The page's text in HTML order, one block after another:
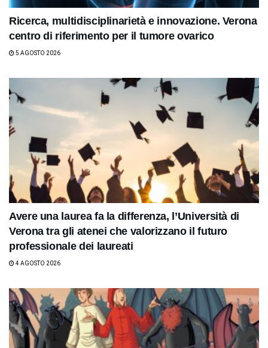
Ricerca, multidisciplinarietà e innovazione. Verona
centro di riferimento per il tumore ovarico
5 AGOSTO 2026
Avere una laurea fa la differenza, l’Università di
Verona tra gli atenei che valorizzano il futuro
professionale dei laureati
4 AGOSTO 2026